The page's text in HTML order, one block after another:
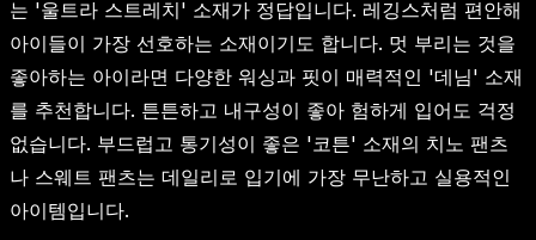
는 '울트라 스트레치' 소재가 정답입니다. 레깅스처럼 편안해
아이들이 가장 선호하는 소재이기도 합니다. 멋 부리는 것을
좋아하는 아이라면 다양한 워싱과 핏이 매력적인 '데님' 소재
를 추천합니다. 튼튼하고 내구성이 좋아 험하게 입어도 걱정
없습니다. 부드럽고 통기성이 좋은 '코튼' 소재의 치노 팬츠
나 스웨트 팬츠는 데일리로 입기에 가장 무난하고 실용적인
아이템입니다.